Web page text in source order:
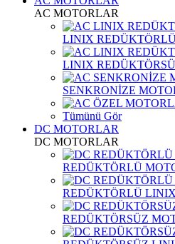
AC MOTORLAR
LINIX
LINIX
SENKRONİZE
Tümünü Gör
DC MOTORLAR
DC MOTORLAR
REDÜKTÖRLÜ
REDÜKTÖRLÜ
REDÜKTÖRSÜZ